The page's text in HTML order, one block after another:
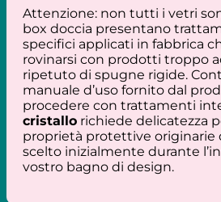
Attenzione: non tutti i vetri
box doccia presentano
specifici applicati in fabbrica
rovinarsi con prodotti troppo
ripetuto di spugne rigide.
manuale d’uso fornito dal
procedere con trattamenti
cristallo richiede delicatezza
proprietà protettive originarie
scelto inizialmente durante
vostro bagno di design.